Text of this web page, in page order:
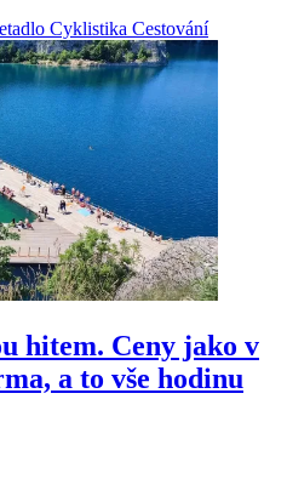
Cyklistika Cestování
hitem. Ceny jako v
a to vše hodinu